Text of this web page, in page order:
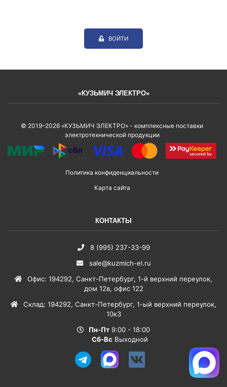
ВОЙТИ
«КУЗЬМИЧ ЭЛЕКТРО»
© 2019–2026 «КУЗЬМИЧ ЭЛЕКТРО» - комплексные поставки
электротехнической продукции
Политика конфиденциальности
Карта сайта
КОНТАКТЫ
8 (995) 237-33-99
sale@kuzmich-el.ru
Офис: 194292, Санкт-Петербург, 1-й верхний переулок,
дом 12в, офис 122
Склад: 194292, Санкт-Петербург, 1-ый верхний переулок,
10к3
Пн-Пт 9:00 - 18:00
Сб-Вс Выходной